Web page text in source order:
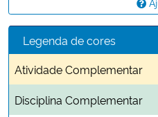
Legenda de cores
Atividade Complementar
Disciplina Complementar